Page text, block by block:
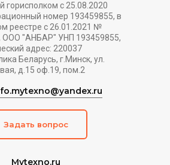
Mytexno.ru
горисполком с 25.08.2020
номер 193459855, в
реестре с 26.01.2021 №
ООО "АНБАР" УНП 193459855,
адрес: 220037
Беларусь, г.Минск, ул.
д.15 оф.19, пом.2
Задать вопрос